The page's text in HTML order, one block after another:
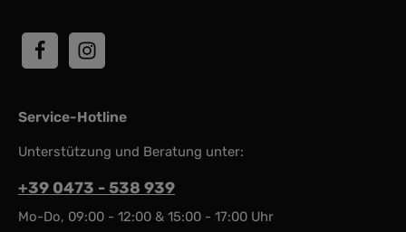
Service-Hotline
Unterstützung und Beratung unter:
+39 0473 - 538 939
Mo-Do, 09:00 - 12:00 & 15:00 - 17:00 Uhr